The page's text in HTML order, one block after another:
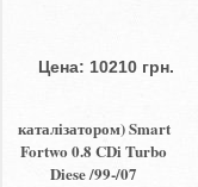
Цена: 10210 грн.
каталізатором) Smart
Fortwo 0.8 CDi Turbo
Diese /99-/07